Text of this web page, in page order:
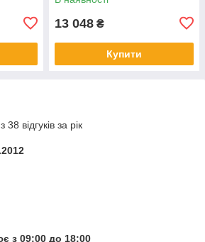
13 048 ₴
Купити
відгуків за рік
з 09:00 до 18:00